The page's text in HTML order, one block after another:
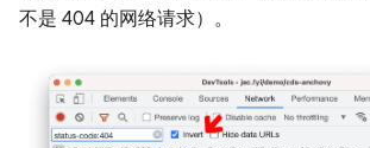
不是 404 的网络请求）。